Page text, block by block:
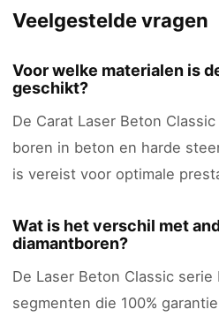
Veelgestelde vragen
Voor welke materialen is
geschikt?
De Carat Laser Beton
boren in beton en harde
is vereist voor optimale
Wat is het verschil met
diamantboren?
De Laser Beton Classic
segmenten die 100%